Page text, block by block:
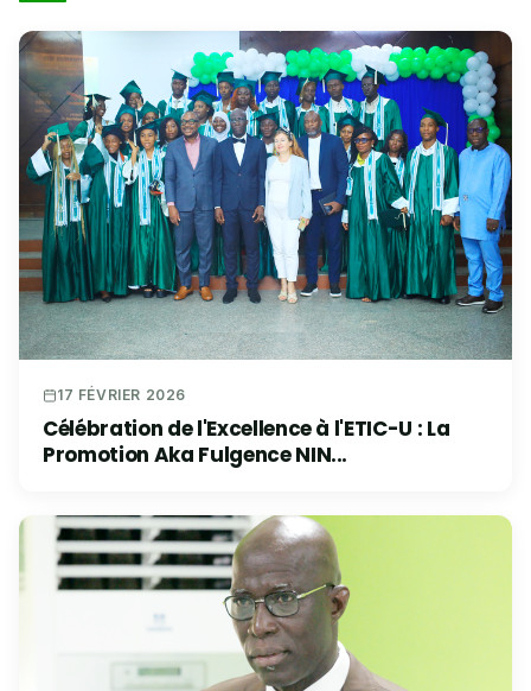
17 FÉVRIER 2026
Célébration de l'Excellence à l'ETIC-U : La
Promotion Aka Fulgence NIN...